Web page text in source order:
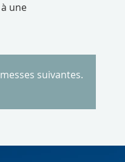
une
suivantes.